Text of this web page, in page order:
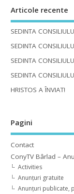
Articole recente
SEDINTA
SEDINTA
SEDINTA
SEDINTA
HRISTOS A ÎNVIAT!
Pagini
Contact
ConyTV Bârlad –
Activities
Anunțuri gratuite
Anunțuri publicate,